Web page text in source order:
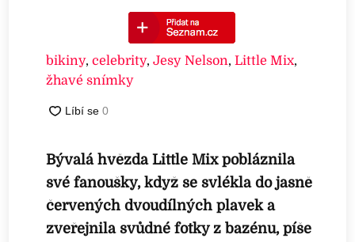
bikiny,celebrity,Jesy Nelson,Little Mix,
žhavé snímky
Bývalá hvězda Little Mix pobláznila
své fanoušky, když se svlékla do jasně
červených dvoudílných plavek a
zveřejnila svůdné fotky z bazénu, píše